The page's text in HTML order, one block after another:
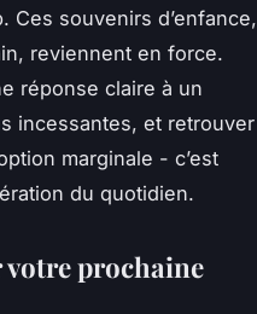
Ces souvenirs d’enfance,
reviennent en force.
réponse claire à un
incessantes, et retrouver
marginale - c’est
du quotidien.
prochaine